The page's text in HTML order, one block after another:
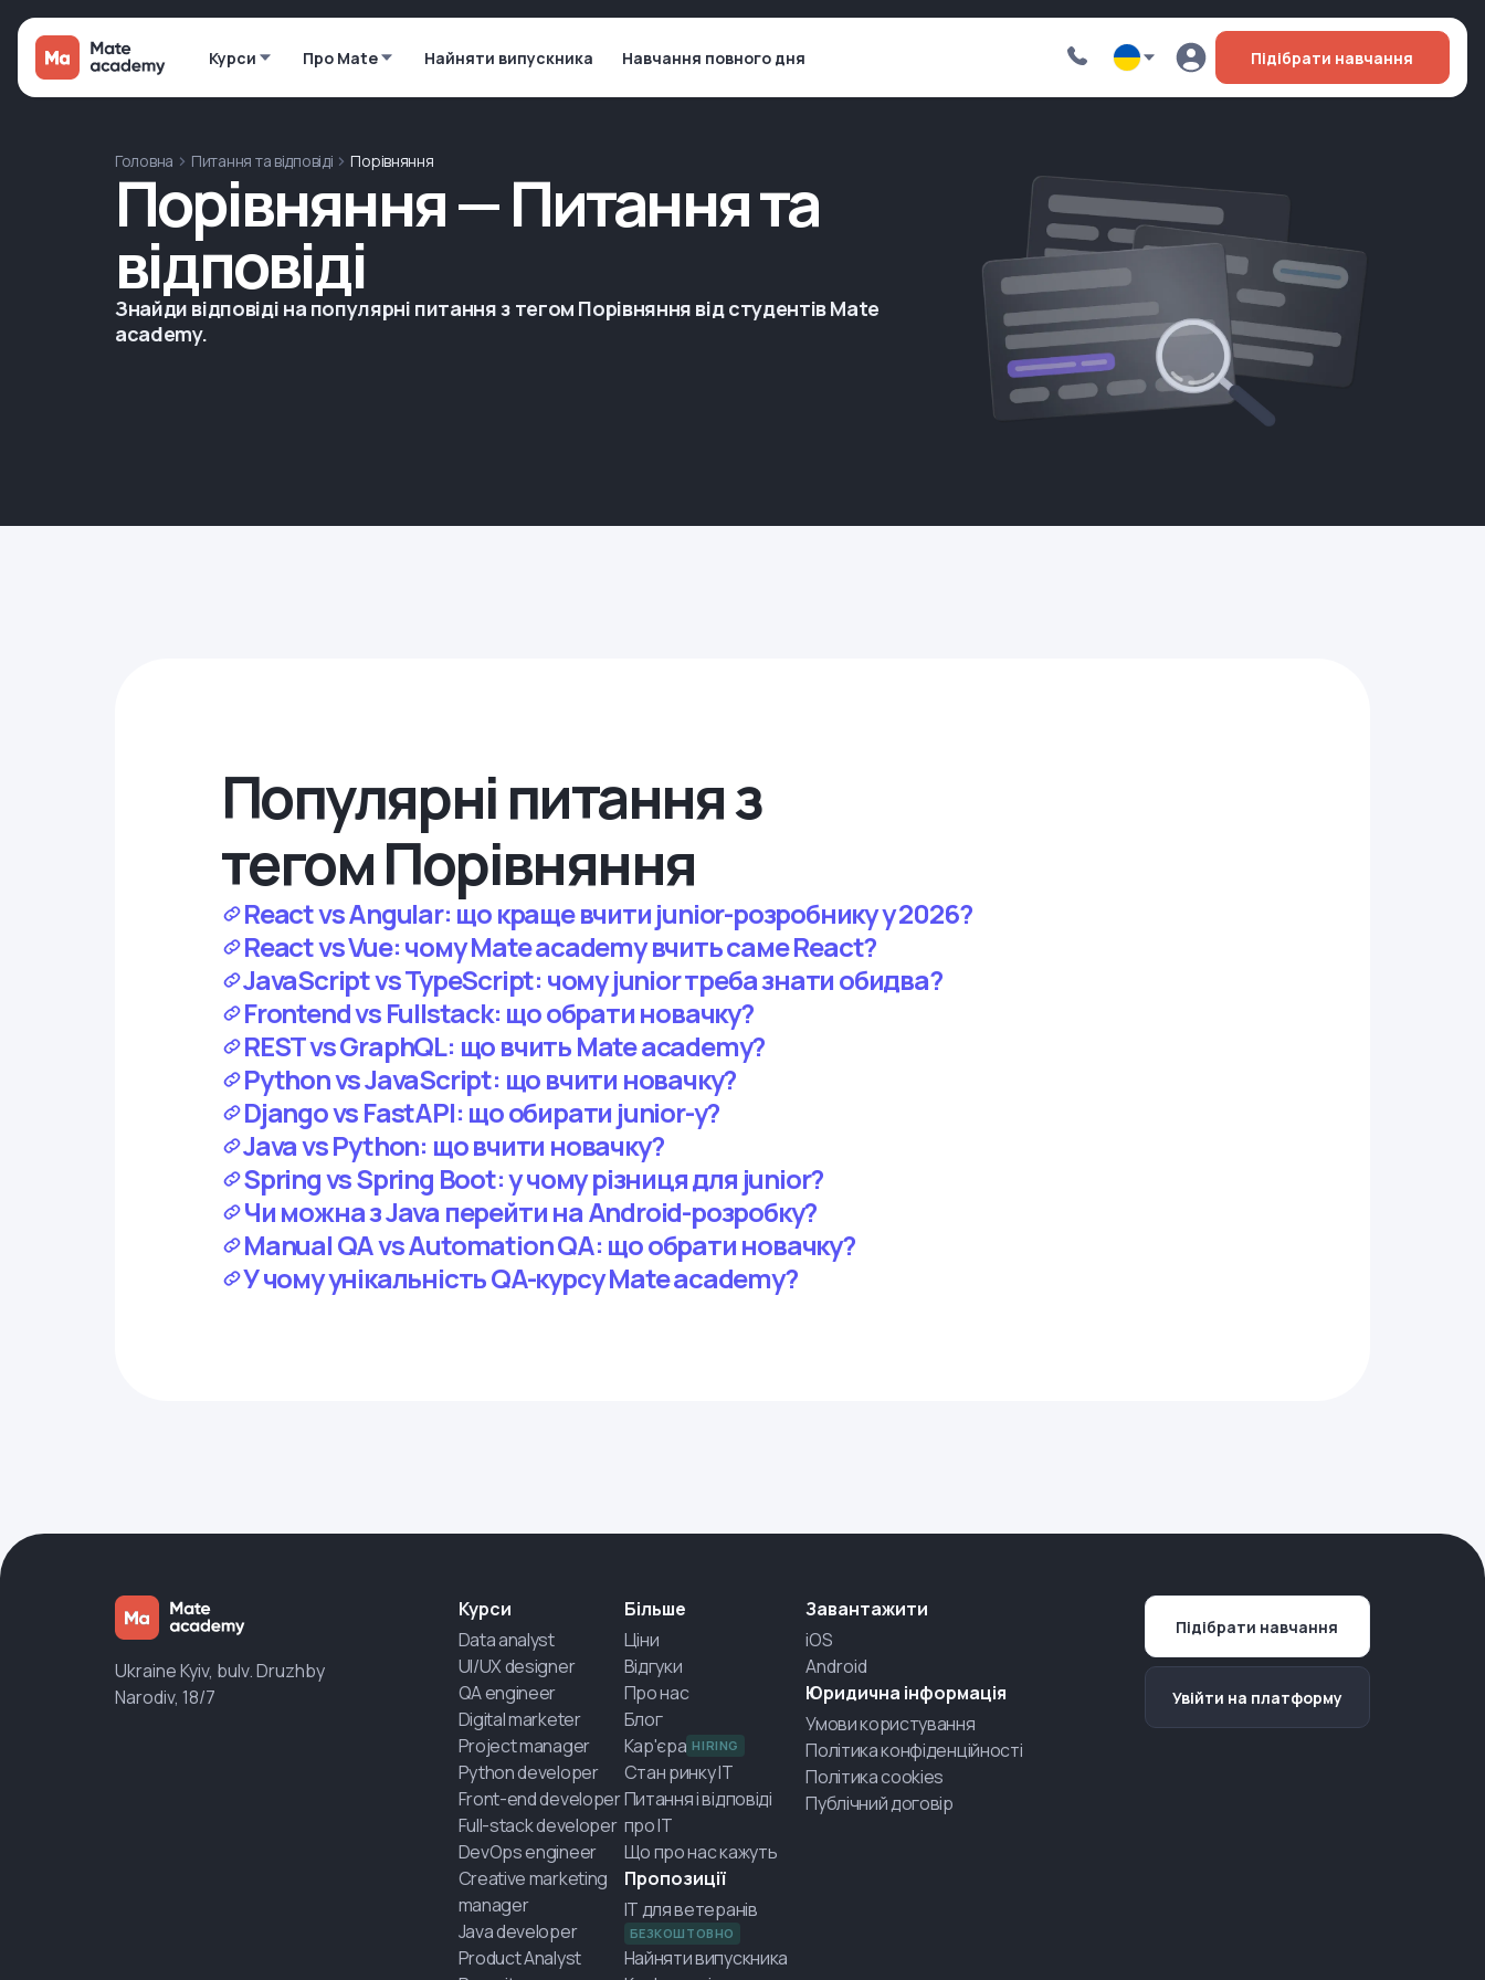
Курси Про Mate Найняти випускника Навчання повного дня Підібрати навчання
Головна Питання та відповіді Порівняння
Порівняння — Питання та
відповіді
Знайди відповіді на популярні питання з тегом Порівняння від студентів Mate
academy.
Популярні питання з
тегом Порівняння
React vs Angular: що краще вчити junior-розробнику у 2026?
React vs Vue: чому Mate academy вчить саме React?
JavaScript vs TypeScript: чому junior треба знати обидва?
Frontend vs Fullstack: що обрати новачку?
REST vs GraphQL: що вчить Mate academy?
Python vs JavaScript: що вчити новачку?
Django vs FastAPI: що обирати junior-у?
Java vs Python: що вчити новачку?
Spring vs Spring Boot: у чому різниця для junior?
Чи можна з Java перейти на Android-розробку?
Manual QA vs Automation QA: що обрати новачку?
У чому унікальність QA-курсу Mate academy?
Ukraine Kyiv, bulv. Druzhby
Narodiv, 18/7
Курси
Data analyst
UI/UX designer
QA engineer
Digital marketer
Project manager
Python developer
Front-end developer
Full-stack developer
DevOps engineer
Creative marketing
manager
Java developer
Product Analyst
Більше
Ціни
Відгуки
Про нас
Блог
Кар'єра HIRING
Стан ринку IT
Питання і відповіді
про IT
Що про нас кажуть
Пропозиції
IT для ветеранів
БЕЗКОШТОВНО
Найняти випускника
Завантажити
iOS
Android
Юридична інформація
Умови користування
Політика конфіденційності
Політика cookies
Публічний договір
Підібрати навчання
Увійти на платформу